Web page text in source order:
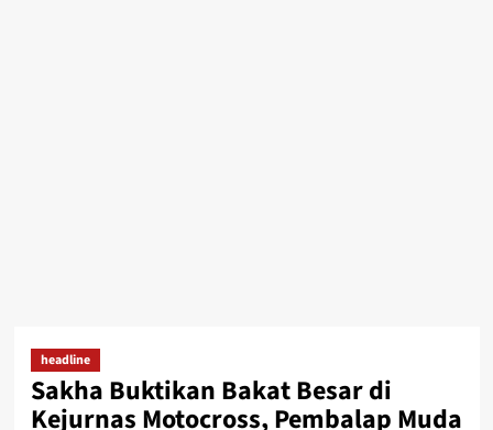
headline
Sakha Buktikan Bakat Besar di
Kejurnas Motocross, Pembalap Muda